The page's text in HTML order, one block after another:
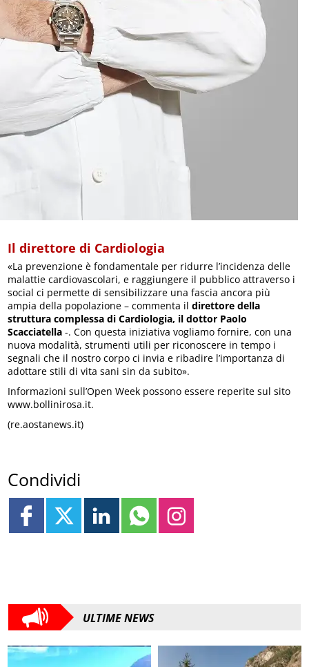
Il direttore di Cardiologia
«La prevenzione è fondamentale per ridurre l’incidenza delle
malattie cardiovascolari, e raggiungere il pubblico attraverso i
social ci permette di sensibilizzare una fascia ancora più
ampia della popolazione – commenta ildirettore della
struttura complessa di Cardiologia, il dottor Paolo
Scacciatella -. Con questa iniziativa vogliamo fornire, con una
nuova modalità, strumenti utili per riconoscere in tempo i
segnali che il nostro corpo ci invia e ribadire l’importanza di
adottare stili di vita sani sin da subito».
Informazioni sull’Open Week possono essere reperite sul sito
www.bollinirosa.it.
(re.aostanews.it)
Condividi
ULTIME NEWS